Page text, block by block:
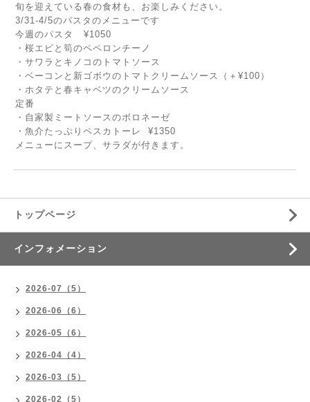
旬を迎えている春の食材も、お楽しみください。
3/31-4/5のパスタのメニューです
今週のパスタ ¥1050
・桜エビと筍のペペロンチーノ
・サワラとキノコのトマトソース
・ベーコンと新ゴボウのトマトクリームソース（＋¥100）
・ホタテと春キャベツのクリームソース
定番
・自家製ミートソースのボロネーゼ
・魚介たっぷりペスカトーレ ¥1350
メニューにスープ、サラダが付きます。
トップページ
インフォメーション
2026-07（5）
2026-06（6）
2026-05（6）
2026-04（4）
2026-03（5）
2026-02（5）